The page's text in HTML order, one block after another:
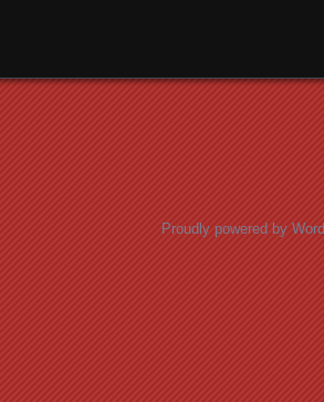
Proudly powered by